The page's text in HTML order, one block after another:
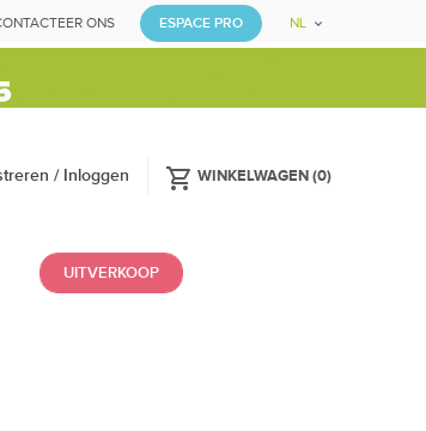
ESPACE PRO
ONS NL
shopping_cart WINKELWAGEN(0)
/ Inloggen
UITVERKOOP